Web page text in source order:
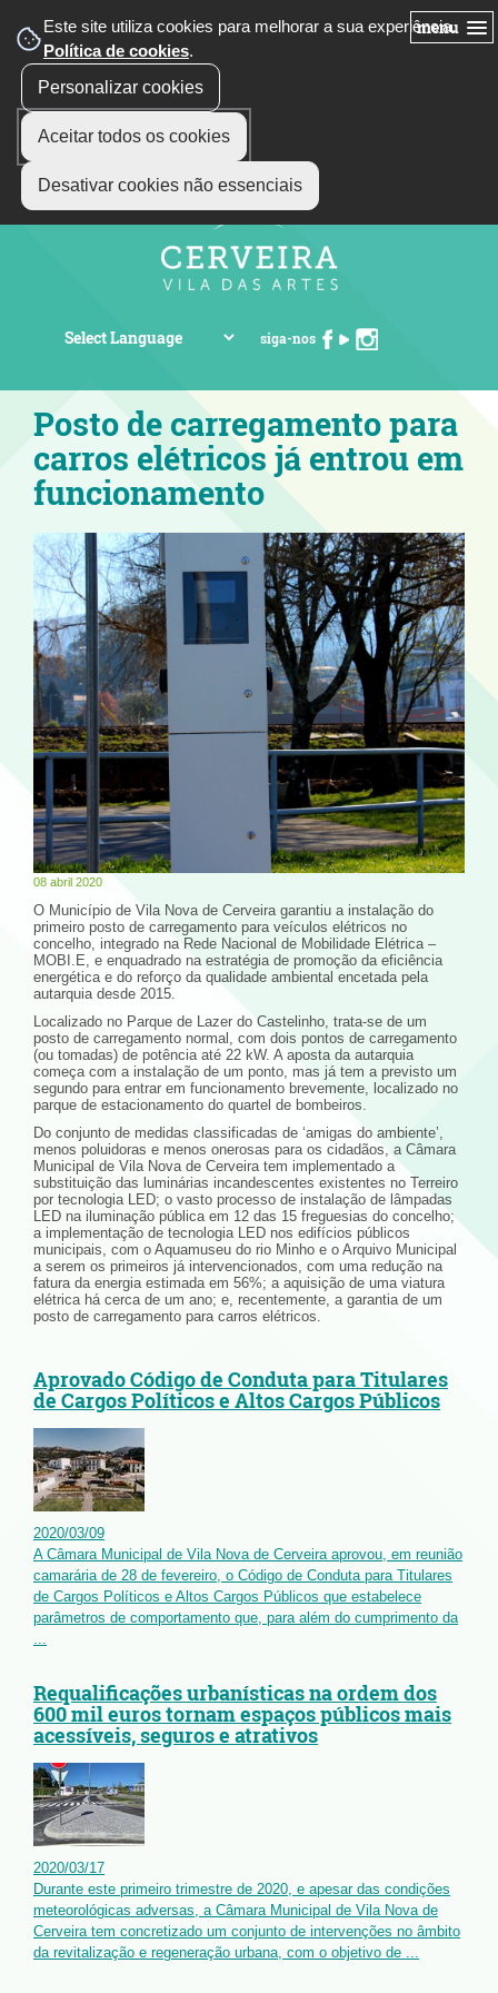
Este site utiliza cookies para melhorar a sua experiência.
Política de cookies.
Personalizar cookies
Aceitar todos os cookies
Desativar cookies não essenciais
menu
siga-nos
Posto de carregamento para
carros elétricos já entrou em
funcionamento
08 abril 2020
O Município de Vila Nova de Cerveira garantiu a instalação do
primeiro posto de carregamento para veículos elétricos no
concelho, integrado na Rede Nacional de Mobilidade Elétrica –
MOBI.E, e enquadrado na estratégia de promoção da eficiência
energética e do reforço da qualidade ambiental encetada pela
autarquia desde 2015.
Localizado no Parque de Lazer do Castelinho, trata-se de um
posto de carregamento normal, com dois pontos de carregamento
(ou tomadas) de potência até 22 kW. A aposta da autarquia
começa com a instalação de um ponto, mas já tem a previsto um
segundo para entrar em funcionamento brevemente, localizado no
parque de estacionamento do quartel de bombeiros.
Do conjunto de medidas classificadas de ‘amigas do ambiente’,
menos poluidoras e menos onerosas para os cidadãos, a Câmara
Municipal de Vila Nova de Cerveira tem implementado a
substituição das luminárias incandescentes existentes no Terreiro
por tecnologia LED; o vasto processo de instalação de lâmpadas
LED na iluminação pública em 12 das 15 freguesias do concelho;
a implementação de tecnologia LED nos edifícios públicos
municipais, com o Aquamuseu do rio Minho e o Arquivo Municipal
a serem os primeiros já intervencionados, com uma redução na
fatura da energia estimada em 56%; a aquisição de uma viatura
elétrica há cerca de um ano; e, recentemente, a garantia de um
posto de carregamento para carros elétricos.
Aprovado Código de Conduta para Titulares
de Cargos Políticos e Altos Cargos Públicos
2020/03/09
A Câmara Municipal de Vila Nova de Cerveira aprovou, em reunião
camarária de 28 de fevereiro, o Código de Conduta para Titulares
de Cargos Políticos e Altos Cargos Públicos que estabelece
parâmetros de comportamento que, para além do cumprimento da
...
Requalificações urbanísticas na ordem dos
600 mil euros tornam espaços públicos mais
acessíveis, seguros e atrativos
2020/03/17
Durante este primeiro trimestre de 2020, e apesar das condições
meteorológicas adversas, a Câmara Municipal de Vila Nova de
Cerveira tem concretizado um conjunto de intervenções no âmbito
da revitalização e regeneração urbana, com o objetivo de ...